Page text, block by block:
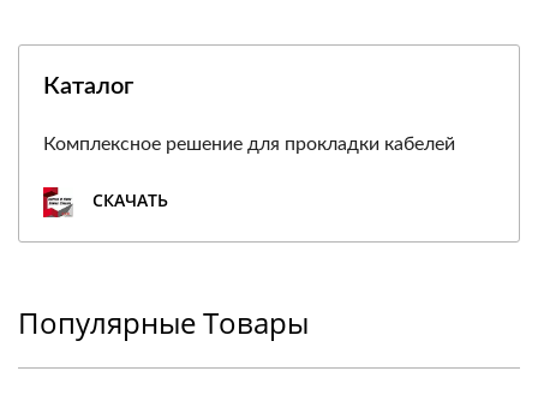
Каталог
Комплексное решение для прокладки кабелей
СКАЧАТЬ
Популярные Товары